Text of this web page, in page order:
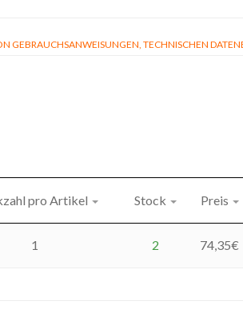
GEBRAUCHSANWEISUNGEN, TECHNISCHEN
pro Artikel Stock Preis
1 2 74,35€